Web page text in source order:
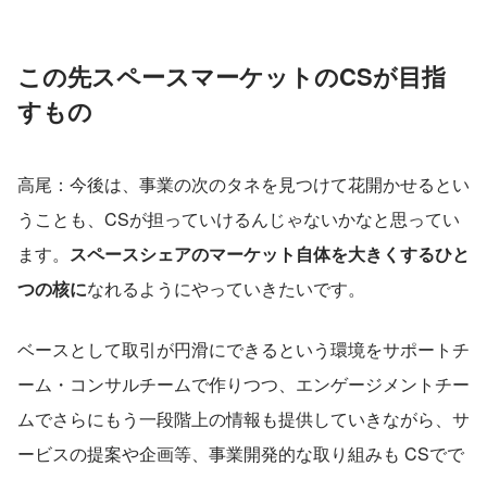
この先スペースマーケットのCSが目指
すもの
高尾：今後は、事業の次のタネを見つけて花開かせるとい
うことも、CSが担っていけるんじゃないかなと思ってい
ます。 スペースシェアのマーケット自体を大きくするひと
つの核になれるようにやっていきたいです。
ベースとして取引が円滑にできるという環境をサポートチ
ーム・コンサルチームで作りつつ、エンゲージメントチー
ムでさらにもう一段階上の情報も提供していきながら、サ
ービスの提案や企画等、事業開発的な取り組みも CSでで